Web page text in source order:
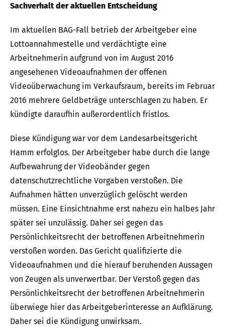
Sachverhalt der aktuellen Entscheidung
Im aktuellen BAG-Fall betrieb der Arbeitgeber eine
Lottoannahmestelle und verdächtigte eine
Arbeitnehmerin aufgrund von im August 2016
angesehenen Videoaufnahmen der offenen
Videoüberwachung im Verkaufsraum, bereits im Februar
2016 mehrere Geldbeträge unterschlagen zu haben. Er
kündigte daraufhin außerordentlich fristlos.
Diese Kündigung war vor dem Landesarbeitsgericht
Hamm erfolglos. Der Arbeitgeber habe durch die lange
Aufbewahrung der Videobänder gegen
datenschutzrechtliche Vorgaben verstoßen. Die
Aufnahmen hätten unverzüglich gelöscht werden
müssen. Eine Einsichtnahme erst nahezu ein halbes Jahr
später sei unzulässig. Daher sei gegen das
Persönlichkeitsrecht der betroffenen Arbeitnehmerin
verstoßen worden. Das Gericht qualifizierte die
Videoaufnahmen und die hierauf beruhenden Aussagen
von Zeugen als unverwertbar. Der Verstoß gegen das
Persönlichkeitsrecht der betroffenen Arbeitnehmerin
überwiege hier das Arbeitgeberinteresse an Aufklärung.
Daher sei die Kündigung unwirksam.